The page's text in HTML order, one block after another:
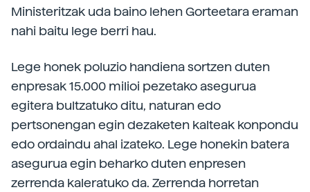
Ministeritzak uda baino lehen Gorteetara eraman
nahi baitu lege berri hau.
Lege honek poluzio handiena sortzen duten
enpresak 15.000 milioi pezetako asegurua
egitera bultzatuko ditu, naturan edo
pertsonengan egin dezaketen kalteak konpondu
edo ordaindu ahal izateko. Lege honekin batera
asegurua egin beharko duten enpresen
zerrenda kaleratuko da. Zerrenda horretan